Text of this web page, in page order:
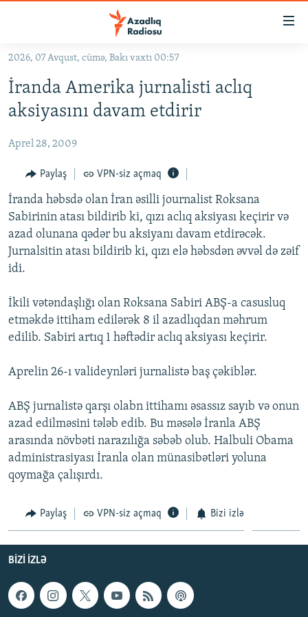
Əsas
qayıt
Əsas
naviqasiyaya
qayıt
KORRUPSIOMETR
#ƏSLINDƏ
FƏRQƏ BAX
QANUNI DOĞRU
ARAŞDIRMA
MULTIMEDIA
FOTOQALEREYA
İNFOQRAFIKA
RADIO ARXIV
OXU ZALI
AZƏRBAYCAN ƏDƏBIYYATI KITABXANASI
İSLAM VƏ DEMOKRATIYA
İZ - MƏDƏNIYYƏT PROQRAMI
HAQQIMIZDA
MISSIYAMIZ
PEŞƏ ETIKASI VƏ JURNALISTIKA STANDARTLARIMIZ
MATERIALLARIMIZDAN ISTIFADƏ
BIZIMLƏ ƏLAQƏ
XƏBƏR BÜLLETENLƏRIMIZ
BIZI IZLƏ
RFE/RL-in bütün saytları
2026, 07 Avqust, cümə, Bakı vaxtı 00:57
İranda Amerika jurnalisti aclıq
aksiyasını davam etdirir
Aprel 28, 2009
Paylaş VPN-siz açmaq
İranda həbsdə olan İran əsilli journalist Roksana
Sabirinin atası bildirib ki, qızı aclıq aksiyası keçirir və
azad olunana qədər bu aksiyanı davam etdirəcək.
Jurnalsitin atası bildirib ki, qızı elə həbsdən əvvəl də zəif
idi.
İkili vətəndaşlığı olan Roksana Sabiri ABŞ-a casusluq
etməkdə ittiham edilərək 8 il azadlıqdan məhrum
edilib. Sabiri artıq 1 həftədir aclıq aksiyası keçirir.
Aprelin 26-ı valideynləri jurnalistə baş çəkiblər.
ABŞ jurnalistə qarşı olabn ittihamı əsassız sayıb və onun
azad edilməsini tələb edib. Bu məsələ İranla ABŞ
arasında növbəti narazılığa səbəb olub. Halbuli Obama
administrasiyası İranla olan münasibətləri yoluna
qoymağa çalışırdı.
Paylaş VPN-siz açmaq Bizi izlə
BIZI IZLƏ